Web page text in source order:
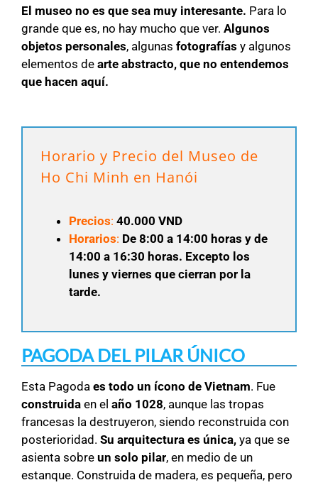
El museo no es que sea muy interesante. Para lo
grande que es, no hay mucho que ver. Algunos
objetos personales, algunas fotografías y algunos
elementos de arte abstracto, que no entendemos
que hacen aquí.
Horario y Precio del Museo de
Ho Chi Minh en Hanói
Precios: 40.000 VND
Horarios: De 8:00 a 14:00 horas y de
14:00 a 16:30 horas. Excepto los
lunes y viernes que cierran por la
tarde.
PAGODA DEL PILAR ÚNICO
Esta Pagoda es todo un ícono de Vietnam. Fue
construida en el año 1028, aunque las tropas
francesas la destruyeron, siendo reconstruida con
posterioridad. Su arquitectura es única, ya que se
asienta sobre un solo pilar, en medio de un
estanque. Construida de madera, es pequeña, pero